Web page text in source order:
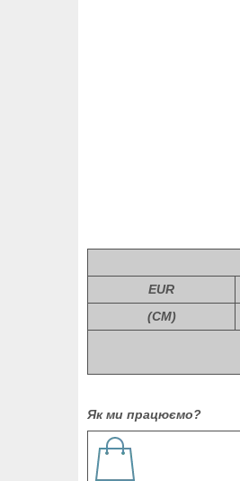
EUR
(СМ)
Як ми працюємо?